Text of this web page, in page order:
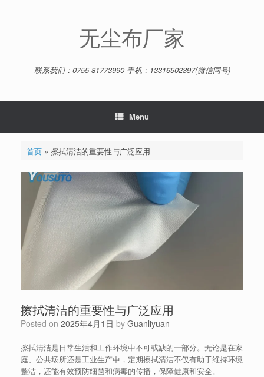
无尘布厂家
联系我们：0755-81773990 手机：13316502397(微信同号)
Menu
首页» 擦拭清洁的重要性与广泛应用
擦拭清洁的重要性与广泛应用
Posted on 2025年4月1日 by Guanliyuan
擦拭清洁是日常生活和工作环境中不可或缺的一部分。无论是在家
庭、公共场所还是工业生产中，定期擦拭清洁不仅有助于维持环境
整洁，还能有效预防细菌和病毒的传播，保障健康和安全。